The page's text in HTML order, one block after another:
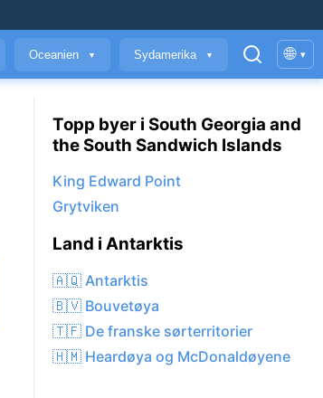
Oceanien ▼ Sydamerika ▼ 🌐 ▾
Topp byer i South Georgia and
the South Sandwich Islands
King Edward Point
Grytviken
Land i Antarktis
🇦🇶 Antarktis
🇧🇻 Bouvetøya
🇹🇫 De franske sørterritorier
🇭🇲 Heardøya og McDonaldøyene